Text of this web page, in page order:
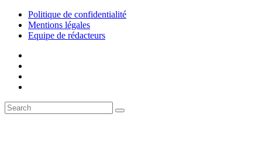
Politique de confidentialité
Mentions légales
Equipe de rédacteurs